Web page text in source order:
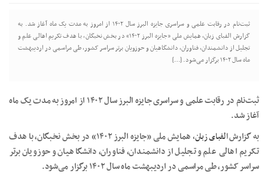
ثبت‌نام در رقابت علمی و سراسری جایزه البرز سال ۱۴۰۲ از امروز به مدت یک ماه آغاز شد. به
گزارش الفبای زبان، همایش ملی «جایزه البرز ۱۴۰۲» در بخش نخبگان، با هدف تکریم اهالی علم و
تجلیل از دانشمندان، فناوران، دانشگاهیان و حوزویان برتر سراسر کشور، طی مراسمی در اردیبهشت
ماه سال ۱۴۰۲ برگزار ‌می‌شود. […]
ثبت‌نام در رقابت علمی و سراسری جایزه البرز سال ۱۴۰۲ از امروز به مدت یک ماه
آغاز شد.
به گزارشالفبای زبان،
همایش ملی «جایزه البرز ۱۴۰۲» در بخش نخبگان، با هدف
تکریم اهالی علم و تجلیل از دانشمندان، فناوران، دانشگاهیان و حوزویان برتر
سراسر کشور، طی مراسمی در اردیبهشت ماه سال ۱۴۰۲ برگزار ‌می‌شود.